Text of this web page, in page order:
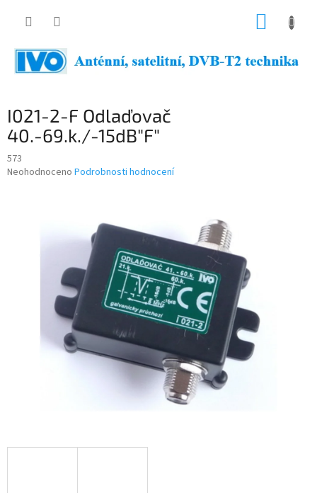
I021-2-F Odlaďovač
40.-69.k./-15dB"F"
573
Průměrné
Neohodnoceno Podrobnosti hodnocení